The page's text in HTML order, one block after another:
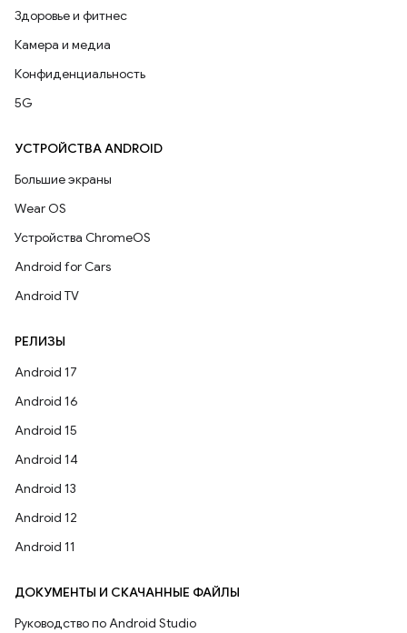
Здоровье и фитнес
Камера и медиа
Конфиденциальность
5G
УСТРОЙСТВА ANDROID
Большие экраны
Wear OS
Устройства ChromeOS
Android for Cars
Android TV
РЕЛИЗЫ
Android 17
Android 16
Android 15
Android 14
Android 13
Android 12
Android 11
ДОКУМЕНТЫ И СКАЧАННЫЕ ФАЙЛЫ
Руководство по Android Studio